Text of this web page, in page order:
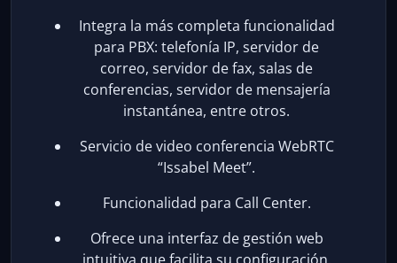
Integra la más completa funcionalidad
para PBX: telefonía IP, servidor de
correo, servidor de fax, salas de
conferencias, servidor de mensajería
instantánea, entre otros.
Servicio de video conferencia WebRTC
“Issabel Meet”.
Funcionalidad para Call Center.
Ofrece una interfaz de gestión web